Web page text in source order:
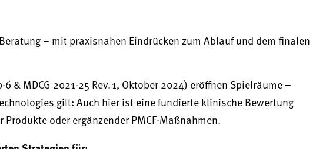
– mit praxisnahen Eindrücken zum Ablauf und dem finalen
& MDCG 2021-25 Rev. 1, Oktober 2024) eröffnen Spielräume –
gilt: Auch hier ist eine fundierte klinische Bewertung
oder ergänzender PMCF-Maßnahmen.